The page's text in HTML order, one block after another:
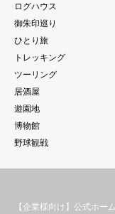
ログハウス
御朱印巡り
ひとり旅
トレッキング
ツーリング
居酒屋
遊園地
博物館
野球観戦
【企業様向け】公式ホー